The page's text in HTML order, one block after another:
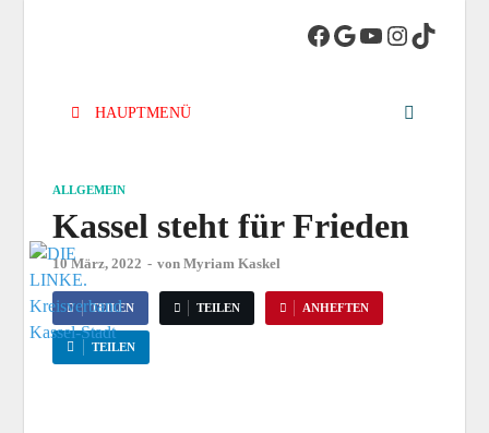
Kreisverband
Kassel-Stadt
HAUPTMENÜ
ALLGEMEIN
Kassel steht für Frieden
10 März, 2022 - vonMyriam Kaskel
TEILEN TEILEN ANHEFTEN
TEILEN